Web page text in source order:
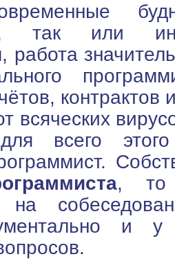
так или
работа
контрактов
всяческих
всего этого
, то
на
и у